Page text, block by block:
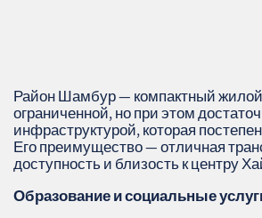
Район Шамбур — компактный
ограниченной, но при этом
инфраструктурой, которая
Его преимущество — отличная
доступность и близость к центру
Образование и социальные